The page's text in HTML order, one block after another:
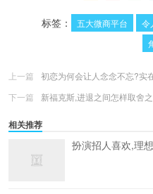
标签：
五大微商平台 令
上一篇
初恋为何会让人念念不忘?实
下一篇
新福克斯,进退之间怎样取舍
相关推荐
扮演招人喜欢,理